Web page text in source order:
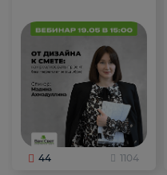
44 1104